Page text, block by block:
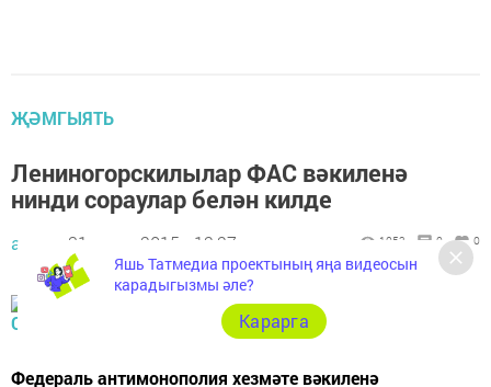
ҖӘМГЫЯТЬ
Лениногорскилылар ФАС вәкиленә
нинди сораулар белән килде
автор, 31 июль 2015 - 12:27 1053 0 0
Федераль антимонополия хезмәте вәкиленә
Яшь Татмедиа проектының яңа видеосын
карадыгызмы әле?
Карарга